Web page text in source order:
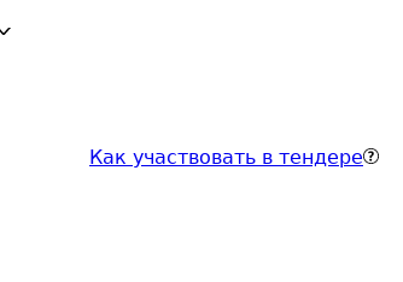
Как участвовать в тендере